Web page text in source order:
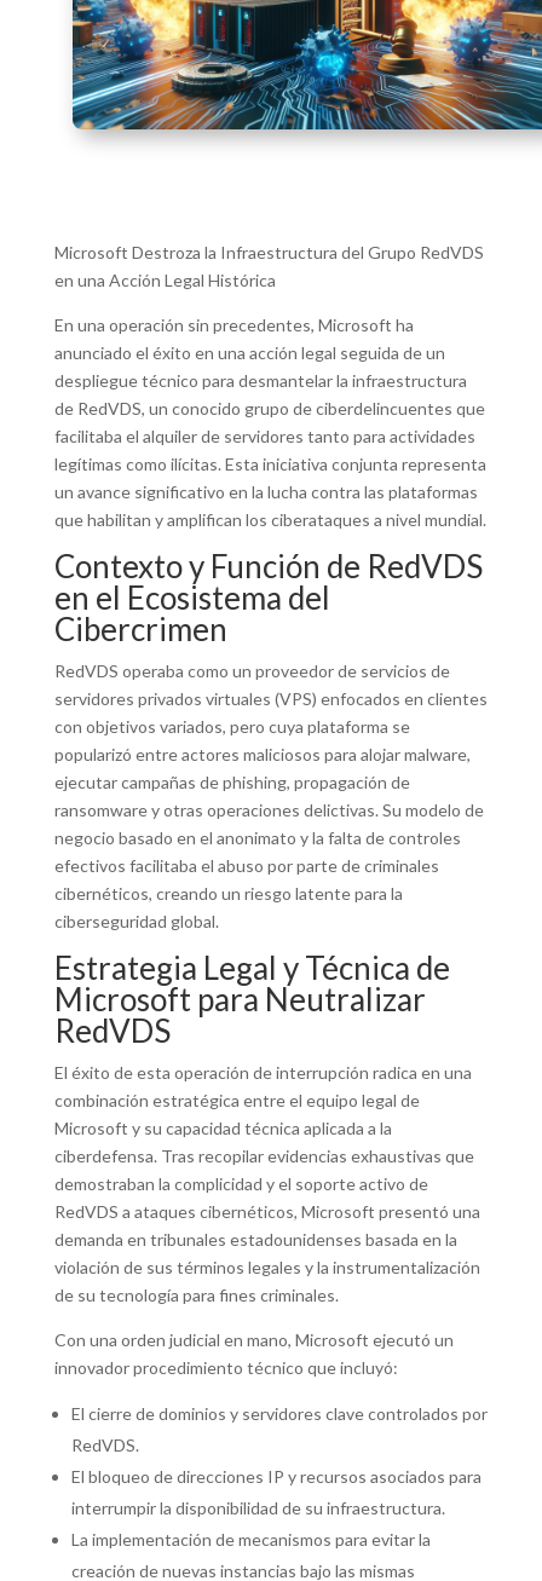
Microsoft Destroza la Infraestructura del Grupo RedVDS
en una Acción Legal Histórica
En una operación sin precedentes, Microsoft ha
anunciado el éxito en una acción legal seguida de un
despliegue técnico para desmantelar la infraestructura
de RedVDS, un conocido grupo de ciberdelincuentes que
facilitaba el alquiler de servidores tanto para actividades
legítimas como ilícitas. Esta iniciativa conjunta representa
un avance significativo en la lucha contra las plataformas
que habilitan y amplifican los ciberataques a nivel mundial.
Contexto y Función de RedVDS
en el Ecosistema del
Cibercrimen
RedVDS operaba como un proveedor de servicios de
servidores privados virtuales (VPS) enfocados en clientes
con objetivos variados, pero cuya plataforma se
popularizó entre actores maliciosos para alojar malware,
ejecutar campañas de phishing, propagación de
ransomware y otras operaciones delictivas. Su modelo de
negocio basado en el anonimato y la falta de controles
efectivos facilitaba el abuso por parte de criminales
cibernéticos, creando un riesgo latente para la
ciberseguridad global.
Estrategia Legal y Técnica de
Microsoft para Neutralizar
RedVDS
El éxito de esta operación de interrupción radica en una
combinación estratégica entre el equipo legal de
Microsoft y su capacidad técnica aplicada a la
ciberdefensa. Tras recopilar evidencias exhaustivas que
demostraban la complicidad y el soporte activo de
RedVDS a ataques cibernéticos, Microsoft presentó una
demanda en tribunales estadounidenses basada en la
violación de sus términos legales y la instrumentalización
de su tecnología para fines criminales.
Con una orden judicial en mano, Microsoft ejecutó un
innovador procedimiento técnico que incluyó:
El cierre de dominios y servidores clave controlados por
RedVDS.
El bloqueo de direcciones IP y recursos asociados para
interrumpir la disponibilidad de su infraestructura.
La implementación de mecanismos para evitar la
creación de nuevas instancias bajo las mismas